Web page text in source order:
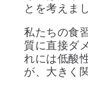
とを考えま
私たちの食
質に直接ダ
れには低酸
が、大きく